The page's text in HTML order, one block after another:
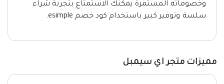
وخصوماته المستمرة يمكنك الاستمتاع بتجربة شراء
سلسة وتوفير كبير باستخدام كود خصم esimple.
مميزات متجر اي سيمبل